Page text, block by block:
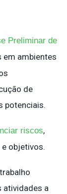
Preliminar de
ambientes
de
potenciais.
riscos,
objetivos.
atividades a